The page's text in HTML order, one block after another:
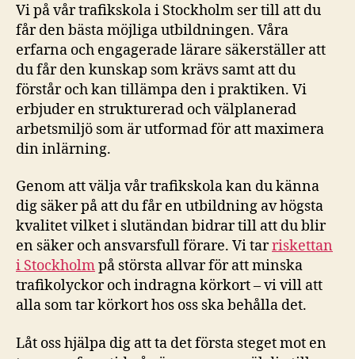
Vi på vår trafikskola i Stockholm ser till att du
får den bästa möjliga utbildningen. Våra
erfarna och engagerade lärare säkerställer att
du får den kunskap som krävs samt att du
förstår och kan tillämpa den i praktiken. Vi
erbjuder en strukturerad och välplanerad
arbetsmiljö som är utformad för att maximera
din inlärning.
Genom att välja vår trafikskola kan du känna
dig säker på att du får en utbildning av högsta
kvalitet vilket i slutändan bidrar till att du blir
en säker och ansvarsfull förare. Vi tarriskettan
i Stockholmpå största allvar för att minska
trafikolyckor och indragna körkort – vi vill att
alla som tar körkort hos oss ska behålla det.
Låt oss hjälpa dig att ta det första steget mot en